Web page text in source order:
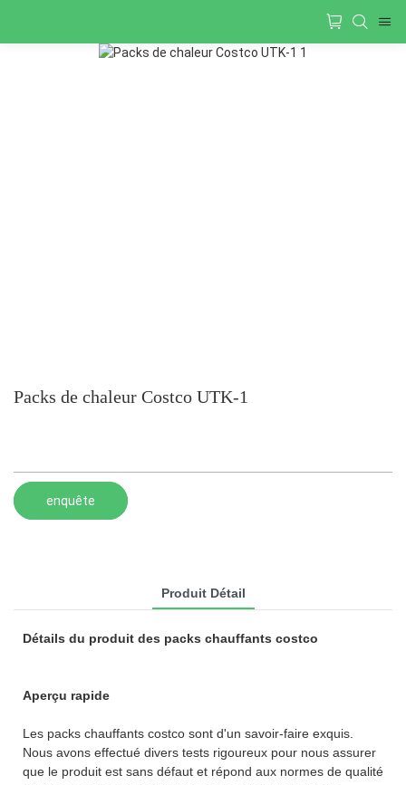
Packs de chaleur Costco UTK-1
enquête
Produit Détail
Détails du produit des packs chauffants costco
Aperçu rapide
Les packs chauffants costco sont d'un savoir-faire exquis.
Nous avons effectué divers tests rigoureux pour nous assurer
que le produit est sans défaut et répond aux normes de qualité